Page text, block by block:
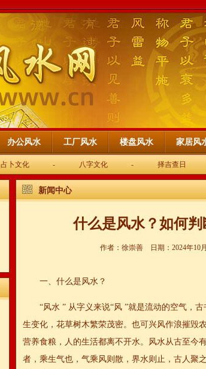
办公风水 工厂风水 楼盘风水 家居风
占卜文化 - 八字文化 - 择吉查日
新闻中心
什么是风水？如何
作者：徐崇善 日期：2024年10
一、什么是风水？
“风水 ” 从字义来说“风 ”就是流动的空气，
生变化，花草树木繁荣茂密。也可兴风作浪摧毁
营养食粮，人的生活都离不开水。风水从古至今
者，乘生气也，气乘风则散，界水则止，古人聚